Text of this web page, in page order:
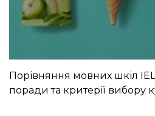
Порівняння мовних шкіл
поради та критерії вибору